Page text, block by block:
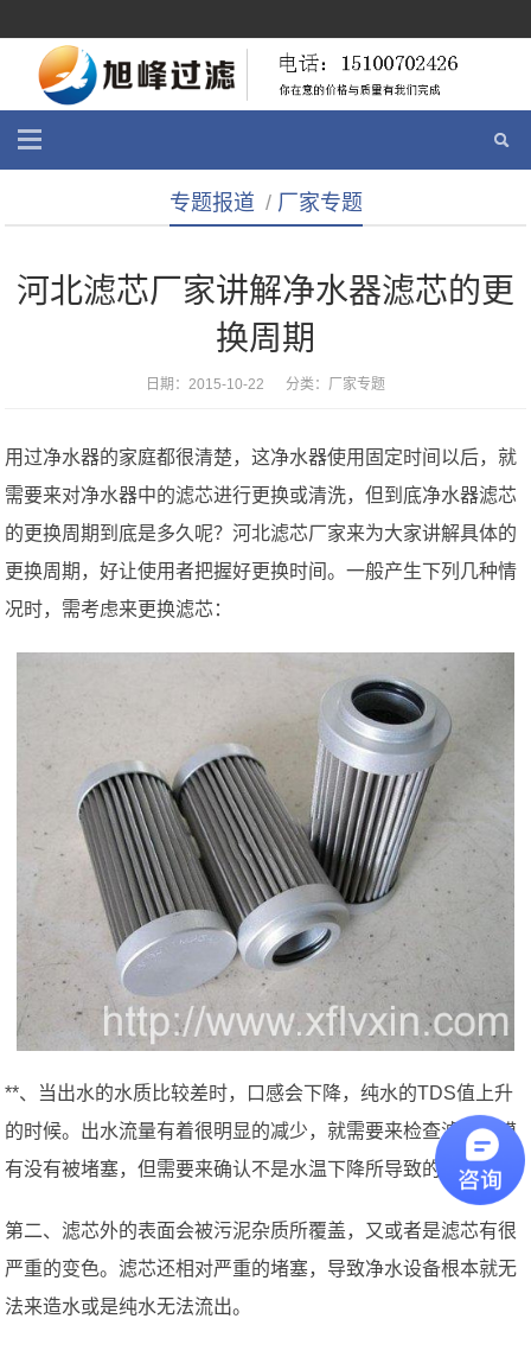
专题报道 / 厂家专题
河北滤芯厂家讲解净水器滤芯的更
换周期
日期：2015-10-22 分类： 厂家专题
用过净水器的家庭都很清楚，这净水器使用固定时间以后，就
需要来对净水器中的滤芯进行更换或清洗，但到底净水器滤芯
的更换周期到底是多久呢？河北滤芯厂家来为大家讲解具体的
更换周期，好让使用者把握好更换时间。一般产生下列几种情
况时，需考虑来更换滤芯：
**、当出水的水质比较差时，口感会下降，纯水的TDS值上升
的时候。出水流量有着很明显的减少，就需要来检查滤芯或膜
有没有被堵塞，但需要来确认不是水温下降所导致的。
第二、滤芯外的表面会被污泥杂质所覆盖，又或者是滤芯有很
严重的变色。滤芯还相对严重的堵塞，导致净水设备根本就无
法来造水或是纯水无法流出。